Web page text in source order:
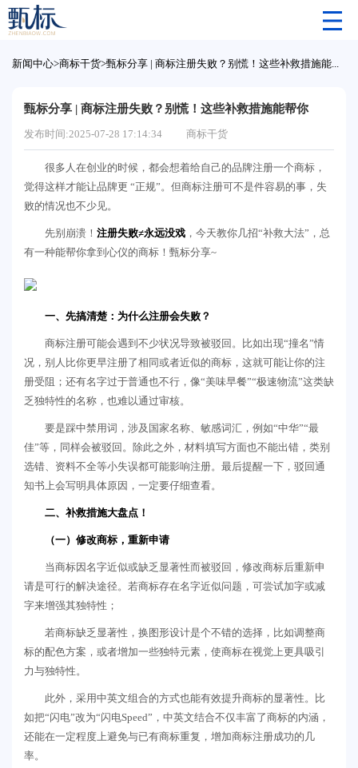
新闻中心>商标干货> 甄标分享 | 商标注册失败？别慌！这些补救措施能帮你
甄标分享 | 商标注册失败？别慌！这些补救措施能帮你
发布时间:2025-07-28 17:14:34 商标干货
很多人在创业的时候，都会想着给自己的品牌注册一个商标，
觉得这样才能让品牌更 “正规”。但商标注册可不是件容易的事，失
败的情况也不少见。
先别崩溃！ 注册失败≠永远没戏 ，今天教你几招“补救大法”，总
有一种能帮你拿到心仪的商标！甄标分享~
一、先搞清楚：为什么注册会失败？
商标注册可能会遇到不少状况导致被驳回。比如出现“撞名”情
况，别人比你更早注册了相同或者近似的商标，这就可能让你的注
册受阻；还有名字过于普通也不行，像“美味早餐”“极速物流”这类缺
乏独特性的名称，也难以通过审核。
要是踩中禁用词，涉及国家名称、敏感词汇，例如“中华”“最
佳”等，同样会被驳回。除此之外，材料填写方面也不能出错，类别
选错、资料不全等小失误都可能影响注册。最后提醒一下，驳回通
知书上会写明具体原因，一定要仔细查看。
二、补救措施大盘点！
（一）修改商标，重新申请
当商标因名字近似或缺乏显著性而被驳回，修改商标后重新申
请是可行的解决途径。若商标存在名字近似问题，可尝试加字或减
字来增强其独特性；
若商标缺乏显著性，换图形设计是个不错的选择，比如调整商
标的配色方案，或者增加一些独特元素，使商标在视觉上更具吸引
力与独特性。
此外，采用中英文组合的方式也能有效提升商标的显著性。比
如把“闪电”改为“闪电Speed”，中英文结合不仅丰富了商标的内涵，
还能在一定程度上避免与已有商标重复，增加商标注册成功的几
率。